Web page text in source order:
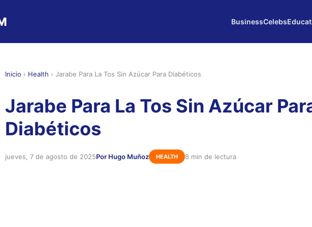
BusinessCelebs
Inicio › Health › Jarabe Para La Tos Sin Azúcar Para Diabéticos
Jarabe Para La Tos Sin Azúcar
Diabéticos
jueves, 7 de agosto de 2025Por Hugo Muñoz HEALTH 8 min de lectura